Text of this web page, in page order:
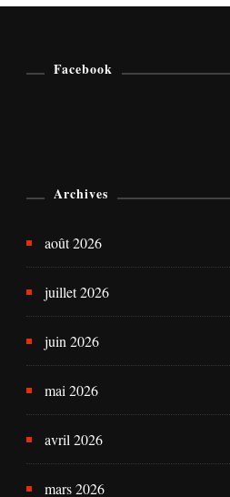
Facebook
Archives
août 2026
juillet 2026
juin 2026
mai 2026
avril 2026
mars 2026